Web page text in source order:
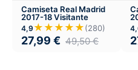
Camiseta Real Madrid
2017-18 Visitante
4,9 ★★★★★(280)
27,99 € 49,50€